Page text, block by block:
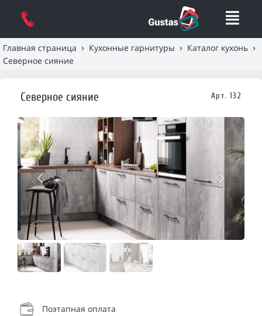
Главная страница › Кухонные гарнитуры › Каталог кухонь ›
Северное сияние
Северное сияние Арт. 132
Поэтапная оплата